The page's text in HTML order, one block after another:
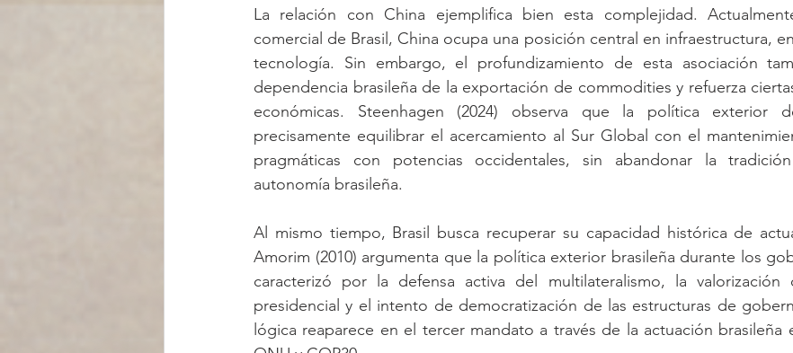
La relación con China ejemplifica bien esta complejidad.
comercial de Brasil, China ocupa una posición central en infraestructura,
tecnología. Sin embargo, el profundizamiento de esta asociación
dependencia brasileña de la exportación de commodities y refuerza
económicas. Steenhagen (2024) observa que la política exterior
precisamente equilibrar el acercamiento al Sur Global con el
pragmáticas con potencias occidentales, sin abandonar la
autonomía brasileña.
Al mismo tiempo, Brasil busca recuperar su capacidad histórica de
Amorim (2010) argumenta que la política exterior brasileña durante los
caracterizó por la defensa activa del multilateralismo, la valorización
presidencial y el intento de democratización de las estructuras de
lógica reaparece en el tercer mandato a través de la actuación brasileña